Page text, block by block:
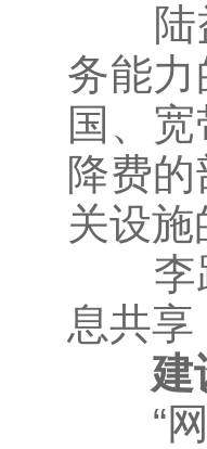
陆益
务能
国、
降费
关设
李跃
息共享
建设
“网